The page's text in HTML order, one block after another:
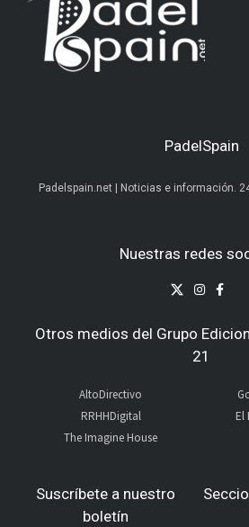
PadelSpain
Padelspain.net | Noticias e información.
Nuestras redes
Otros medios del Grupo
21
AltoDirectivo
RRHHDigital
The Imagine House
El
Suscríbete a nuestro
boletín